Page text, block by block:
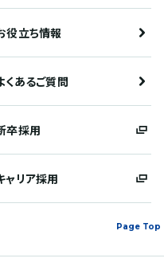
役立ち情報
くあるご質問
卒採用
ャリア採用
Page Top